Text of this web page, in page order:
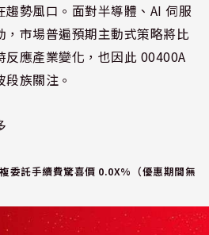
勢風口。面對半導體、AI 伺服
市場普遍預期主動式策略將比
應產業變化，也因此 00400A
族關注。
委託手續費驚喜價 0.0X% （優惠期間無